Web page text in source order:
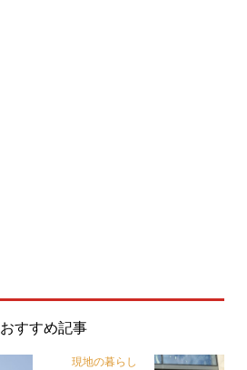
おすすめ記事
現地の暮らし